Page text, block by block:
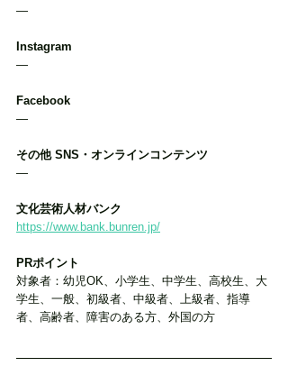
―
Instagram
―
Facebook
―
その他 SNS・オンラインコンテンツ
―
文化芸術人材バンク
https://www.bank.bunren.jp/
PRポイント
対象者：幼児OK、小学生、中学生、高校生、大
学生、一般、初級者、中級者、上級者、指導
者、高齢者、障害のある方、外国の方